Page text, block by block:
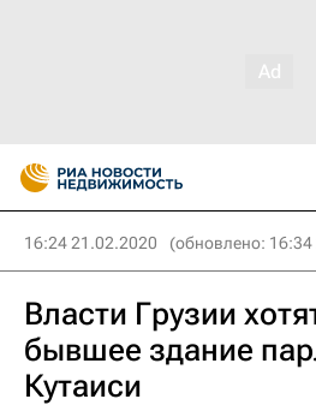
16:24 21.02.2020 (обновлено:
Власти Грузии
бывшее здание
Кутаиси